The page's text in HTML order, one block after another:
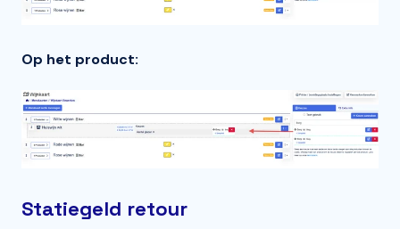
Op het product:
Statiegeld retour